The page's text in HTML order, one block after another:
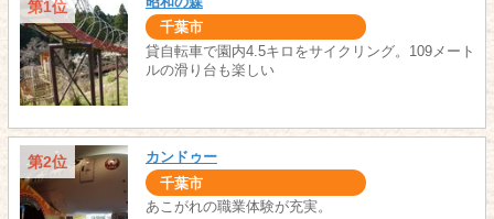
第1位
千葉市
貸自転車で園内4.5キロをサイクリング。109メート
ルの滑り台も楽しい
第2位 カンドゥー
千葉市
あこがれの職業体験が充実。